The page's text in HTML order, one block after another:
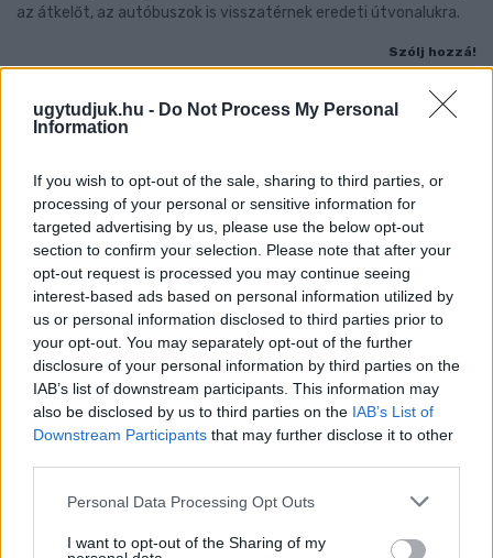
ugytudjuk.hu - Do Not Process My Personal
Information
If you wish to opt-out of the sale, sharing to third parties, or
processing of your personal or sensitive information for
targeted advertising by us, please use the below opt-out
section to confirm your selection. Please note that after your
opt-out request is processed you may continue seeing
interest-based ads based on personal information utilized by
us or personal information disclosed to third parties prior to
your opt-out. You may separately opt-out of the further
disclosure of your personal information by third parties on the
IAB’s list of downstream participants. This information may
also be disclosed by us to third parties on the IAB’s List of
Downstream Participants that may further disclose it to other
Please note that this website/app uses one or more Google
not limited to your visit or usage behaviour. You may click to
Personal Data Processing Opt Outs
I want to opt-out of the Sharing of my
az átkelőt, az autóbuszok is visszatérnek eredeti útvonalukra.
Szólj hozzá!
MEGHIBÁSODOTT TRANSZFORMÁTORT
Megkezdték az elhalasztott egészségügyi ellátásokat.
Szólj hozzá!